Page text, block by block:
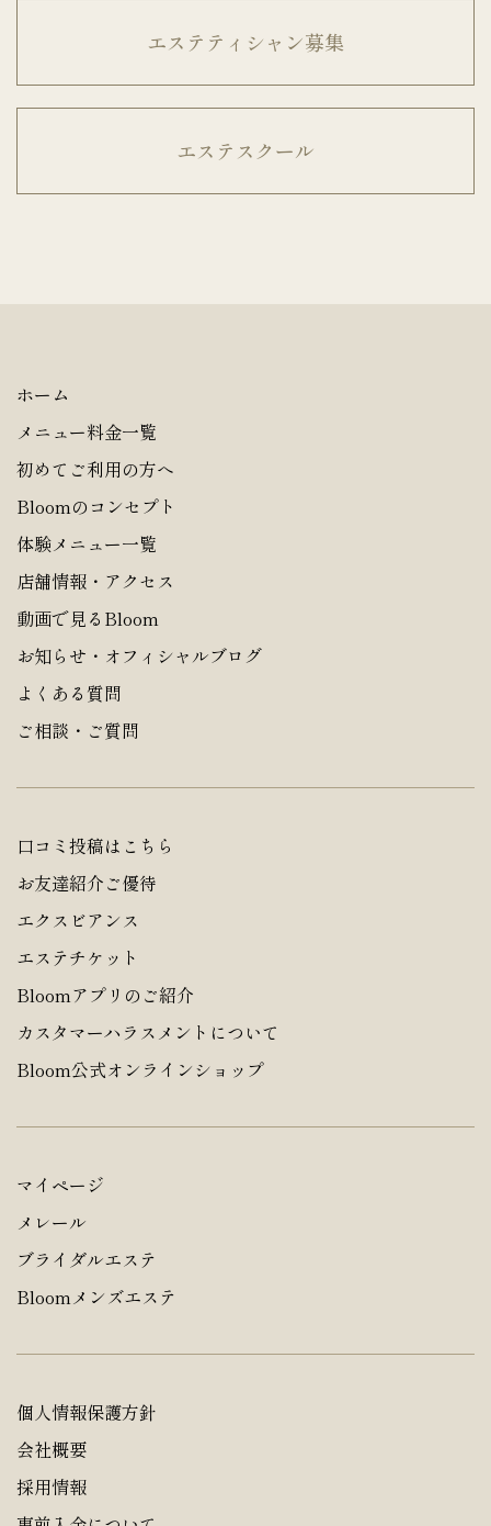
エステティシャン募集
エステスクール
ホーム
メニュー料金一覧
初めてご利用の方へ
Bloomのコンセプト
体験メニュー一覧
店舗情報・アクセス
動画で見るBloom
お知らせ・オフィシャルブログ
よくある質問
ご相談・ご質問
口コミ投稿はこちら
お友達紹介ご優待
エクスビアンス
エステチケット
Bloomアプリのご紹介
カスタマーハラスメントについて
Bloom公式オンラインショップ
マイページ
メレール
ブライダルエステ
Bloomメンズエステ
個人情報保護方針
会社概要
採用情報